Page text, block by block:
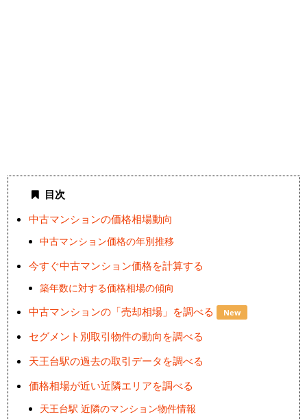
目次
中古マンションの価格相場動向
中古マンション価格の年別推移
今すぐ中古マンション価格を計算する
築年数に対する価格相場の傾向
中古マンションの「売却相場」を調べる New
セグメント別取引物件の動向を調べる
天王台駅の過去の取引データを調べる
価格相場が近い近隣エリアを調べる
天王台駅 近隣のマンション物件情報